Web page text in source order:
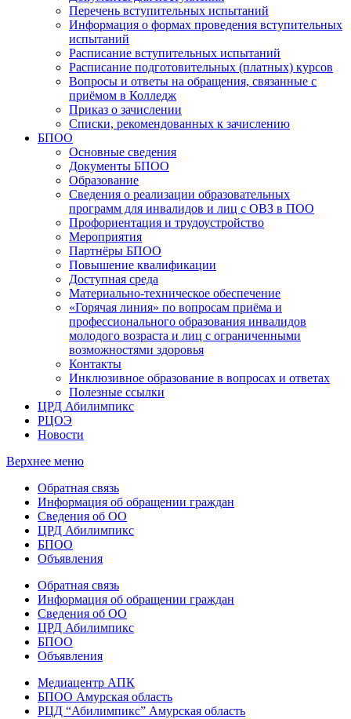
Перечень вступительных испытаний
Информация о формах проведения вступительных
испытаний
Расписание вступительных испытаний
Расписание подготовительных (платных) курсов
Вопросы и ответы на обращения, связанные с
приёмом в Колледж
Приказ о зачислении
Списки, рекомендованных к зачислению
БПОО
Основные сведения
Документы БПОО
Образование
Сведения о реализации образовательных
программ для инвалидов и лиц с ОВЗ в ПОО
Профориентация и трудоустройство
Мероприятия
Партнёры БПОО
Повышение квалификации
Доступная среда
Материально-техническое обеспечение
«Горячая линия» по вопросам приёма и
профессионального образования инвалидов
молодого возраста и лиц с ограниченными
возможностями здоровья
Контакты
Инклюзивное образование в вопросах и ответах
Полезные ссылки
ЦРД Абилимпикс
РЦОЭ
Новости
Верхнее меню
Обратная связь
Информация об обращении граждан
Сведения об ОО
ЦРД Абилимпикс
БПОО
Объявления
Обратная связь
Информация об обращении граждан
Сведения об ОО
ЦРД Абилимпикс
БПОО
Объявления
Медиацентр АПК
БПОО Амурская область
РЦД “Абилимпикс” Амурская область